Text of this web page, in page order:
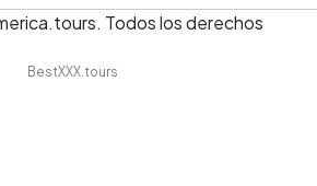
. Todos los derechos
BestXXX.tours